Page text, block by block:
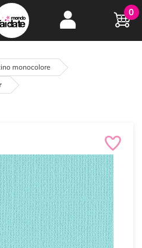
Hobby e
creatività...
oltre 15 anni online
0
monocolore